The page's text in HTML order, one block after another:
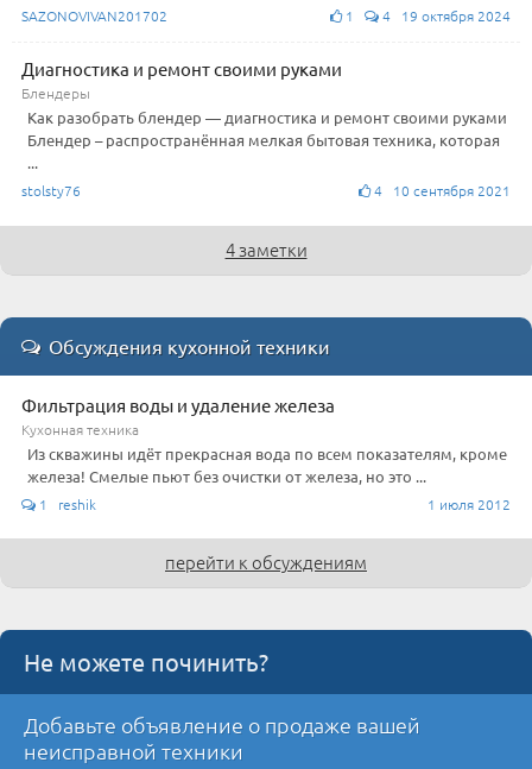
SAZONOVIVAN201702 1 4 19 октября 2024
Диагностика и ремонт своими руками
Блендеры
Как разобрать блендер — диагностика и ремонт своими руками
Блендер – распространённая мелкая бытовая техника, которая
...
stolsty76 4 10 сентября 2021
4 заметки
Обсуждения кухонной техники
Фильтрация воды и удаление железа
Кухонная техника
Из скважины идёт прекрасная вода по всем показателям, кроме
железа! Смелые пьют без очистки от железа, но это ...
1 reshik 1 июля 2012
перейти к обсуждениям
Не можете починить?
Добавьте объявление о продаже вашей
неисправной техники